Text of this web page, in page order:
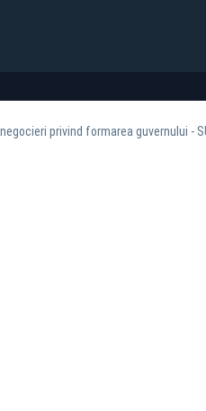
privind formarea guvernului -